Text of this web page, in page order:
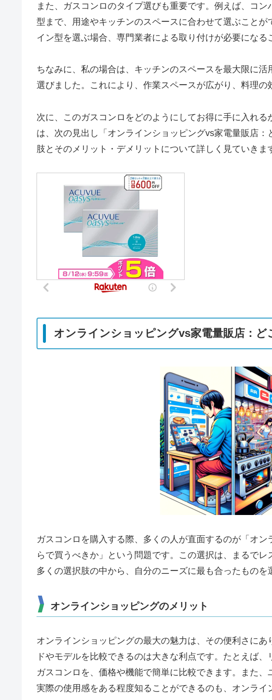
また、ガスコンロのタイプ選びも重要です。例えば、コ
型まで、用途やキッチンのスペースに合わせて選ぶことが
イン型を選ぶ場合、専門業者による取り付けが必要になる
ちなみに、私の場合は、キッチンのスペースを最大限に
選びました。これにより、作業スペースが広がり、料理の
次に、このガスコンロをどのようにしてお得に手に入れ
は、次の見出し「オンラインショッピングvs家電量販店
肢とそのメリット・デメリットについて詳しく見ていきま
オンラインショッピングvs家電量販店：ど
ガスコンロを購入する際、多くの人が直面するのが「オ
らで買うべきか」という問題です。この選択は、まるでレ
多くの選択肢の中から、自分のニーズに最も合ったものを
オンラインショッピングのメリット
オンラインショッピングの最大の魅力は、その便利さに
ドやモデルを比較できるのは大きな利点です。たとえば
ガスコンロを、価格や機能で簡単に比較できます。また、
実際の使用感をある程度知ることができるのも、オンライ